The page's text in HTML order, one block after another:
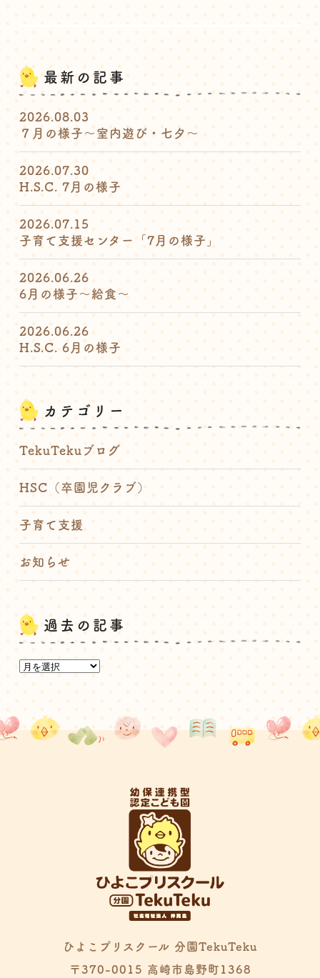
最新の記事
2026.08.03
７月の様子〜室内遊び・七夕〜
2026.07.30
H.S.C. 7月の様子
2026.07.15
子育て支援センター「7月の様子」
2026.06.26
6月の様子〜給食〜
2026.06.26
H.S.C. 6月の様子
カテゴリー
TekuTekuブログ
HSC（卒園児クラブ）
子育て支援
お知らせ
過去の記事
ひよこプリスクール 分園TekuTeku
〒370-0015 高崎市島野町1368